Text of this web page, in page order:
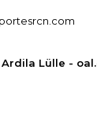
Lülle -